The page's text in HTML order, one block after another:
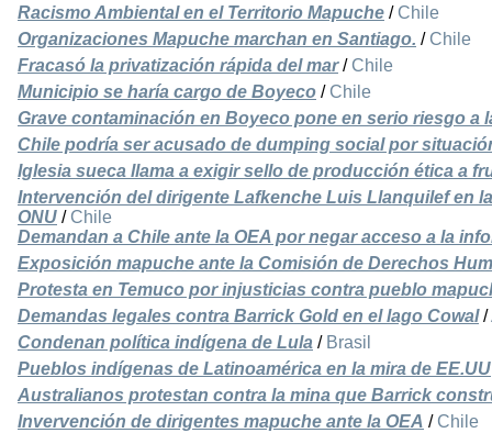
Racismo Ambiental en el Territorio Mapuche / Chile
Organizaciones Mapuche marchan en Santiago. / Chile
Fracasó la privatización rápida del mar/ Chile
Municipio se haría cargo de Boyeco / Chile
Grave contaminación en Boyeco pone en serio riesgo a
Chile podría ser acusado de dumping social por
Iglesia sueca llama a exigir sello de producción ética a
Intervención del dirigente Lafkenche Luis Llanquilef en
ONU / Chile
Demandan a Chile ante la OEA por negar acceso a la
Exposición mapuche ante la Comisión de Derechos
Protesta en Temuco por injusticias contra pueblo
Demandas legales contra Barrick Gold en el lago Cowal/
Condenan política indígena de Lula / Brasil
Pueblos indígenas de Latinoamérica en la mira de EE.UU
Australianos protestan contra la mina que Barrick
Invervención de dirigentes mapuche ante la OEA / Chile